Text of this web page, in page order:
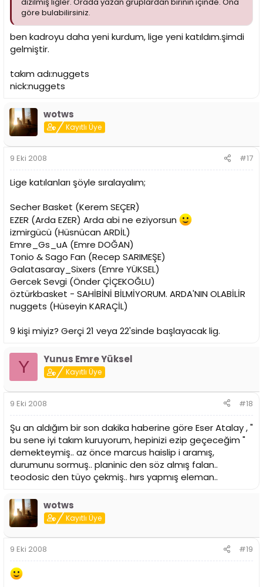
göre bulabilirsiniz.
ben kadroyu daha yeni kurdum, lige yeni katıldım.şimdi
gelmiştir.
takım adı:nuggets
nick:nuggets
wotws
Kayıtlı Üye
9 Eki 2008 #17
Lige katılanları şöyle sıralayalım;
Secher Basket (Kerem SEÇER)
EZER (Arda EZER) Arda abi ne eziyorsun
izmirgücü (Hüsnücan ARDİL)
Emre_Gs_uA (Emre DOĞAN)
Tonio & Sago Fan (Recep SARIMEŞE)
Galatasaray_Sixers (Emre YÜKSEL)
Gercek Sevgi (Önder ÇİÇEKOĞLU)
öztürkbasket - SAHİBİNİ BİLMİYORUM. ARDA'NIN OLABİLİR
nuggets (Hüseyin KARAÇİL)
9 kişi miyiz? Gerçi 21 veya 22'sinde başlayacak lig.
Y Yunus Emre Yüksel
Kayıtlı Üye
9 Eki 2008 #18
Şu an aldığım bir son dakika haberine göre Eser Atalay , "
bu sene iyi takım kuruyorum, hepinizi ezip geçeceğim "
demekteymiş.. az önce marcus haislip i aramış,
durumunu sormuş.. planinic den söz almış falan..
teodosic den tüyo çekmiş.. hırs yapmış eleman..
wotws
Kayıtlı Üye
9 Eki 2008 #19